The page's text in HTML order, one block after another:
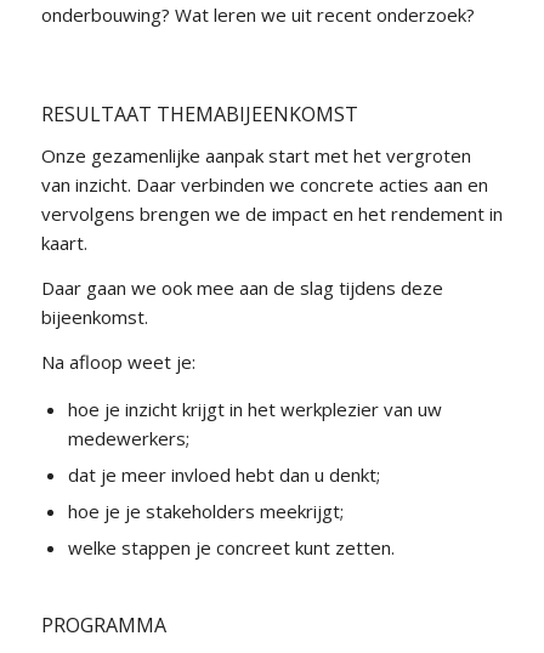
onderbouwing? Wat leren we uit recent onderzoek?
RESULTAAT THEMABIJEENKOMST
Onze gezamenlijke aanpak start met het vergroten
van inzicht. Daar verbinden we concrete acties aan en
vervolgens brengen we de impact en het rendement in
kaart.
Daar gaan we ook mee aan de slag tijdens deze
bijeenkomst.
Na afloop weet je:
hoe je inzicht krijgt in het werkplezier van uw
medewerkers;
dat je meer invloed hebt dan u denkt;
hoe je je stakeholders meekrijgt;
welke stappen je concreet kunt zetten.
PROGRAMMA